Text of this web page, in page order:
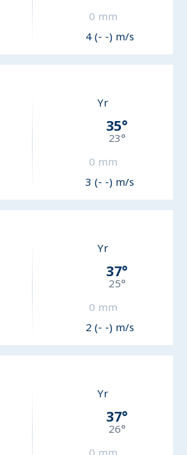
0 mm
4 (- -) m/s
Yr
35°
23°
0 mm
3 (- -) m/s
Yr
37°
25°
0 mm
2 (- -) m/s
Yr
37°
26°